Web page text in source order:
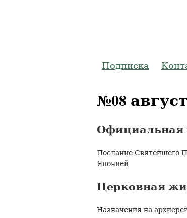
Подписка
№08 август
Официальная
Послание Святейшего
Японией
Церковная
Назначения на